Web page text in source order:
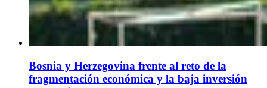
Bosnia y Herzegovina frente al reto de la
fragmentación económica y la baja inversión